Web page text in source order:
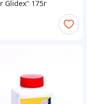
Glidex" 175г